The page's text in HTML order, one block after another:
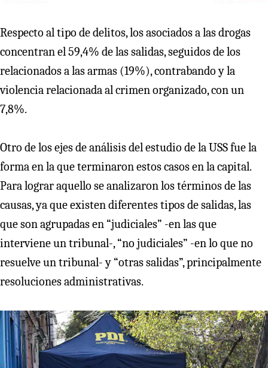
Respecto al tipo de delitos, los asociados a las drogas
concentran el 59,4% de las salidas, seguidos de los
relacionados a las armas (19%), contrabando y la
violencia relacionada al crimen organizado, con un
7,8%.
Otro de los ejes de análisis del estudio de la USS fue la
forma en la que terminaron estos casos en la capital.
Para lograr aquello se analizaron los términos de las
causas, ya que existen diferentes tipos de salidas, las
que son agrupadas en “judiciales” -en las que
interviene un tribunal-, “no judiciales” -en lo que no
resuelve un tribunal- y “otras salidas”, principalmente
resoluciones administrativas.